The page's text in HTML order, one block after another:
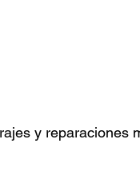
y reparaciones